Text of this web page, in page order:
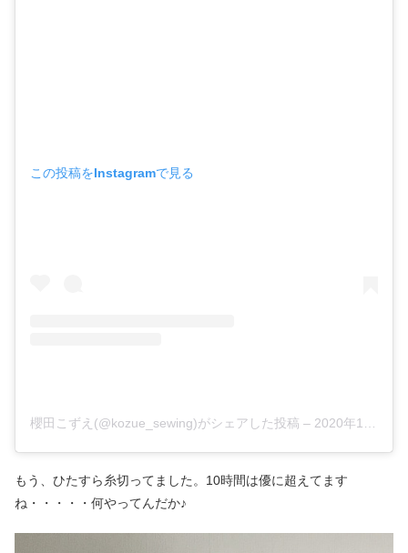
この投稿をInstagramで見る
櫻田こずえ(@kozue_sewing)がシェアした投稿 – 2020年11月月1日午前4時20分PST
もう、ひたすら糸切ってました。10時間は優に超えてます
ね・・・・・何やってんだか♪